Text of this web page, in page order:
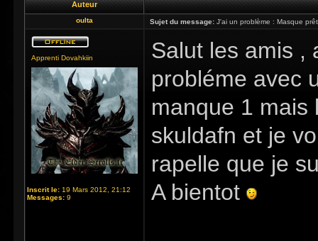
Auteur
oulta Sujet du message: J'ai un problème : Masque
Apprenti Dovahkiin
Inscrit le: 19 Mars 2012, 21:12
Messages: 9
Salut les amis ,
probléme avec
manque 1 mais
skuldafn et je
rapelle que je
A bientot